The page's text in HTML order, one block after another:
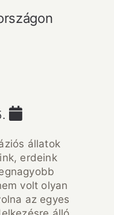
állatok
erdeink
volt olyan
az egyes